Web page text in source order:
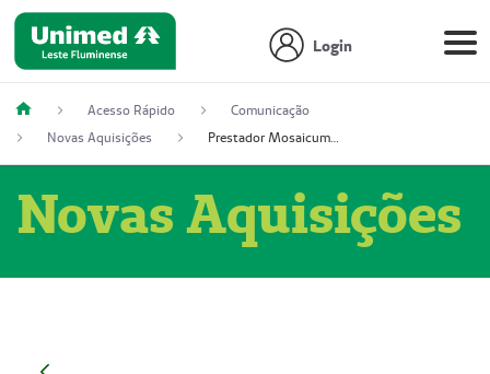
Login
Acesso Rápido
Comunicação
Novas Aquisições
Prestador Mosaicum Espaço Clínico Ltda (51004352-0)
Novas Aquisições